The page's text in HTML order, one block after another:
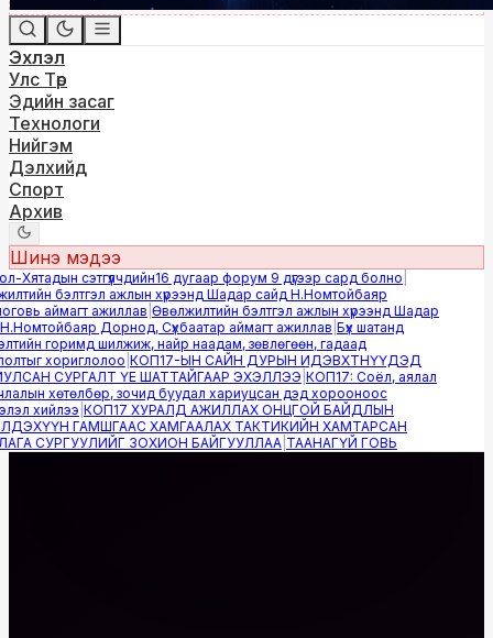
Эхлэл
Улс Төр
Эдийн засаг
Технологи
Нийгэм
Дэлхийд
Спорт
Архив
Шинэ мэдээ
сэтгүүлчдийн16 дугаар форум 9 дүгээр сард болно|
бэлтгэл ажлын хүрээнд Шадар сайд Н.Номтойбаяр
аймагт ажиллав|Өвөлжилтийн бэлтгэл ажлын хүрээнд Шадар
Дорнод, Сүхбаатар аймагт ажиллав|Бүх шатанд
горимд шилжиж, найр наадам, зөвлөгөөн, гадаад
хориглолоо|КОП17-ЫН САЙН ДУРЫН ИДЭВХТНҮҮДЭД
СУРГАЛТ ҮЕ ШАТТАЙГААР ЭХЭЛЛЭЭ|КОП17: Соёл, аялал
хөтөлбөр, зочид буудал хариуцсан дэд хорооноос
хийлээ|КОП17 ХУРАЛД АЖИЛЛАХ ОНЦГОЙ БАЙДЛЫН
ГАМШГААС ХАМГААЛАХ ТАКТИКИЙН ХАМТАРСАН
СУРГУУЛИЙГ ЗОХИОН БАЙГУУЛЛАА|ТААНАГҮЙ ГОВЬ